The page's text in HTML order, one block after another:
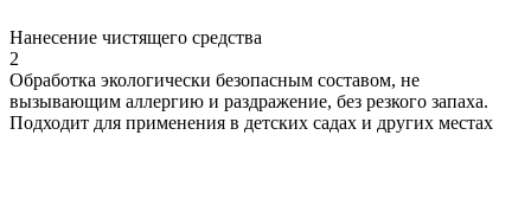
Нанесение чистящего средства
2
Обработка экологически безопасным составом, не
вызывающим аллергию и раздражение, без резкого запаха.
Подходит для применения в детских садах и других местах